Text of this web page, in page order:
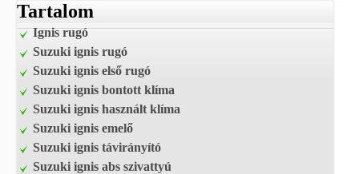
Tartalom
Ignis rugó
Suzuki ignis rugó
Suzuki ignis első rugó
Suzuki ignis bontott klíma
Suzuki ignis használt klíma
Suzuki ignis emelő
Suzuki ignis távirányító
Suzuki ignis abs szivattyú